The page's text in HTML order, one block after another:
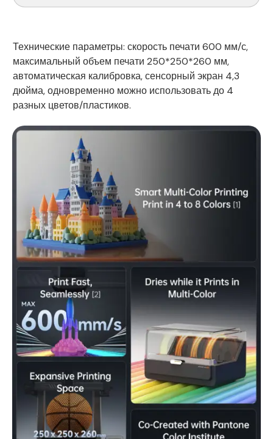
Технические параметры: скорость печати 600 мм/с,
максимальный объем печати 250*250*260 мм,
автоматическая калибровка, сенсорный экран 4,3
дюйма, одновременно можно использовать до 4
разных цветов/пластиков.